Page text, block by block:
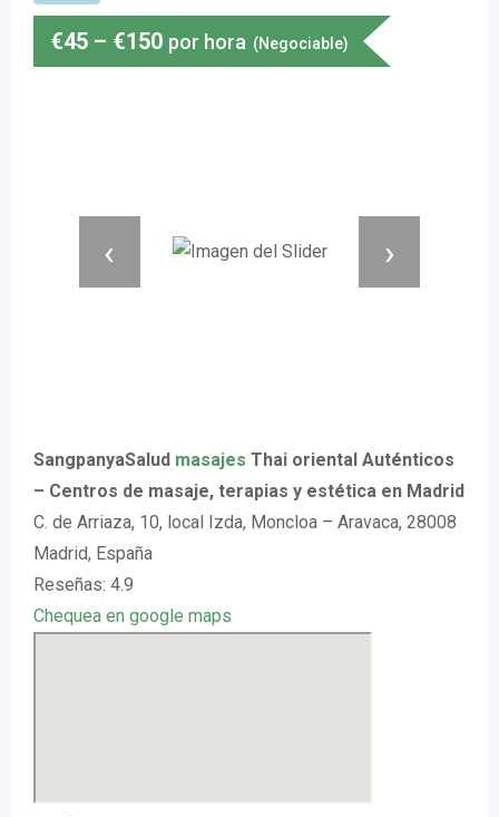
€45 – €150 por hora (Negociable)
‹ ›
SangpanyaSalud masajes Thai oriental Auténticos
– Centros de masaje, terapias y estética en Madrid
C. de Arriaza, 10, local Izda, Moncloa – Aravaca, 28008
Madrid, España
Reseñas: 4.9
Chequea en google maps